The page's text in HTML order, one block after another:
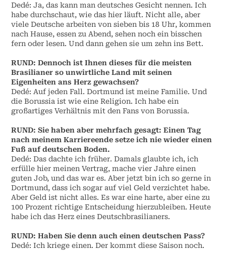
Dedé: Ja, das kann man deutsches Gesicht nennen. Ich
habe durchschaut, wie das hier läuft. Nicht alle, aber
viele Deutsche arbeiten von sieben bis 18 Uhr, kommen
nach Hause, essen zu Abend, sehen noch ein bisschen
fern oder lesen. Und dann gehen sie um zehn ins Bett.
RUND:Dennoch ist Ihnen dieses für die meisten
Brasilianer so unwirtliche Land mit seinen
Eigenheiten ans Herz gewachsen?
Dedé: Auf jeden Fall. Dortmund ist meine Familie. Und
die Borussia ist wie eine Religion. Ich habe ein
großartiges Verhältnis mit den Fans von Borussia.
RUND:Sie haben aber mehrfach gesagt: Einen Tag
nach meinem Karriereende setze ich nie wieder einen
Fuß auf deutschen Boden.
Dedé: Das dachte ich früher. Damals glaubte ich, ich
erfülle hier meinen Vertrag, mache vier Jahre einen
guten Job, und das war es. Aber jetzt bin ich so gerne in
Dortmund, dass ich sogar auf viel Geld verzichtet habe.
Aber Geld ist nicht alles. Es war eine harte, aber eine zu
100 Prozent richtige Entscheidung hierzubleiben. Heute
habe ich das Herz eines Deutschbrasilianers.
RUND:Haben Sie denn auch einen deutschen Pass?
Dedé: Ich kriege einen. Der kommt diese Saison noch.